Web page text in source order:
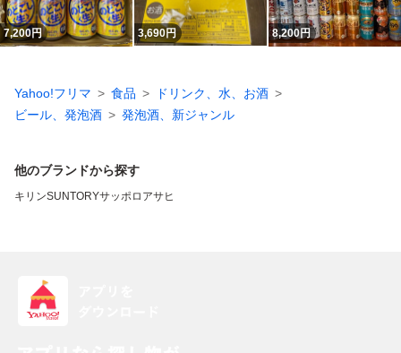
7,200円 3,690円 8,200円
Yahoo!フリマ 食品
ドリンク、水、お酒
ビール、発泡酒
発泡酒、新ジャンル
他のブランドから探す
キリンSUNTORYサッポロ アサヒ